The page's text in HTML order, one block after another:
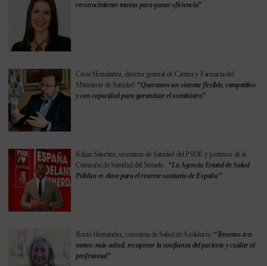
reconocimiento mutuo para ganar eficiencia”
César Hernández, director general de Cartera y Farmacia del
Ministerio de Sanidad: “Queremos un sistema flexible, competitivo
y con capacidad para garantizar el suministro”
Kilian Sánchez, secretario de Sanidad del PSOE y portavoz de la
Comisión de Sanidad del Senado.: “La Agencia Estatal de Salud
Pública es clave para el rearme sanitario de España”
Rocío Hernández, consejera de Salud de Andalucía: “Tenemos tres
metas: más salud; recuperar la confianza del paciente y cuidar al
profesional”